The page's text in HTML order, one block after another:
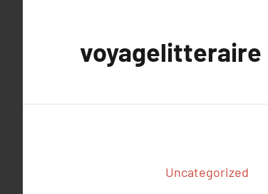
voyagelitteraire
Uncategorized